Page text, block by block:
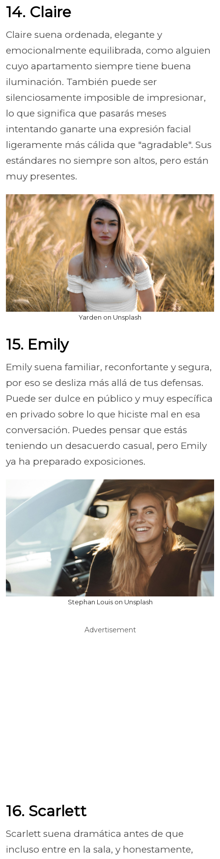
14. Claire
Claire suena ordenada, elegante y
emocionalmente equilibrada, como alguien
cuyo apartamento siempre tiene buena
iluminación. También puede ser
silenciosamente imposible de impresionar,
lo que significa que pasarás meses
intentando ganarte una expresión facial
ligeramente más cálida que "agradable". Sus
estándares no siempre son altos, pero están
muy presentes.
Yarden on Unsplash
15. Emily
Emily suena familiar, reconfortante y segura,
por eso se desliza más allá de tus defensas.
Puede ser dulce en público y muy específica
en privado sobre lo que hiciste mal en esa
conversación. Puedes pensar que estás
teniendo un desacuerdo casual, pero Emily
ya ha preparado exposiciones.
Stephan Louis on Unsplash
Advertisement
16. Scarlett
Scarlett suena dramática antes de que
incluso entre en la sala, y honestamente,